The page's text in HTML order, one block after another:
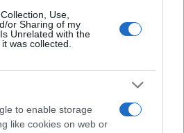
Use,
or Sharing of my
Unrelated with the
was collected.
to enable storage
like cookies on web or
per l’agente e per la
valutarne l’adeguatezza
e istituzionale subito.
del reato presenta
: l’oltraggio è punibile solo